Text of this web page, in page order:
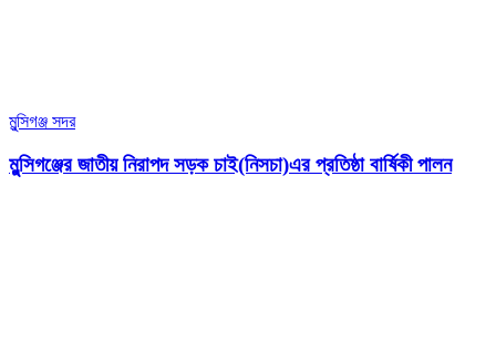
মুন্সিগঞ্জ সদর
মুন্সিগঞ্জের জাতীয় নিরাপদ সড়ক চাই(নিসচা)এর প্রতিষ্ঠা বার্ষিকী পালন